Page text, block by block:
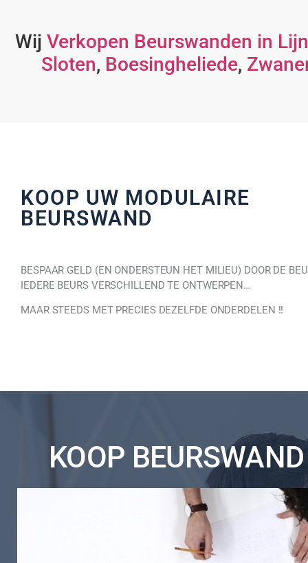
Wij Verkopen Beurswanden in
Sloten, Boesingheliede,
KOOP UW MODULAIRE
BEURSWAND
BESPAAR GELD (EN ONDERSTEUN HET MILIEU) DOOR DE
IEDERE BEURS VERSCHILLEND TE ONTWERPEN…
MAAR STEEDS MET PRECIES DEZELFDE ONDERDELEN !!
KOOP